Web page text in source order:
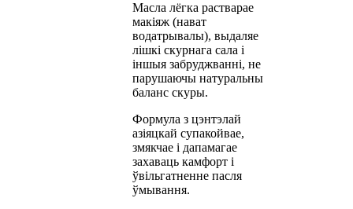
Масла лёгка растварае
макіяж (нават
водатрывалы), выдаляе
лішкі скурнага сала і
іншыя забруджванні, не
парушаючы натуральны
баланс скуры.
Формула з цэнтэлай
азіяцкай супакойвае,
змякчае і дапамагае
захаваць камфорт і
ўвільгатненне пасля
ўмывання.